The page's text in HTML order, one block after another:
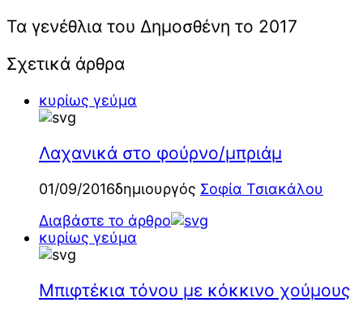
Τα γενέθλια του Δημοσθένη το 2017
Σχετικά άρθρα
κυρίως γεύμα
Λαχανικά στο φούρνο/μπριάμ
01/09/2016δημιουργός Σοφία Τσιακάλου
Διαβάστε το άρθρο
κυρίως γεύμα
Μπιφτέκια τόνου με κόκκινο χούμους